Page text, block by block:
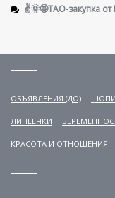
✌️🌞🤩ТАО-закупка
ОБЪЯВЛЕНИЯ (ДО)
ЛИНЕЕЧКИ
КРАСОТА И ОТНОШЕНИЯ